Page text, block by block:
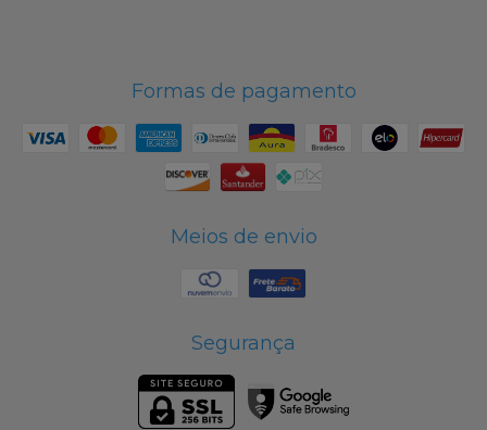
Formas de pagamento
Meios de envio
Segurança